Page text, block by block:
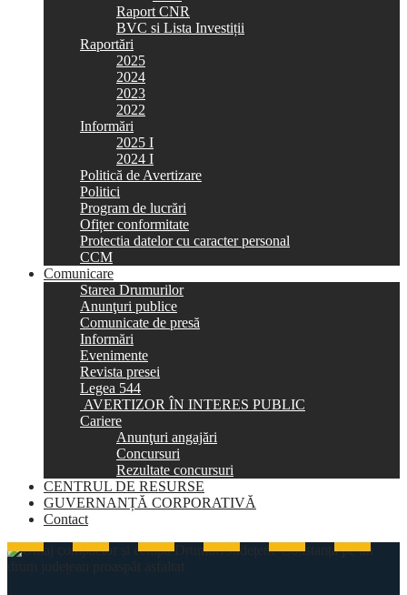
Raport CNR
BVC si Lista Investiții
Raportări
2025
2024
2023
2022
Informări
2025 I
2024 I
Politică de Avertizare
Politici
Program de lucrări
Ofițer conformitate
Protectia datelor cu caracter personal
CCM
Comunicare
Starea Drumurilor
Anunţuri publice
Comunicate de presă
Informări
Evenimente
Revista presei
Legea 544
AVERTIZOR ÎN INTERES PUBLIC
Cariere
Anunţuri angajări
Concursuri
Rezultate concursuri
CENTRUL DE RESURSE
GUVERNANȚĂ CORPORATIVĂ
Contact